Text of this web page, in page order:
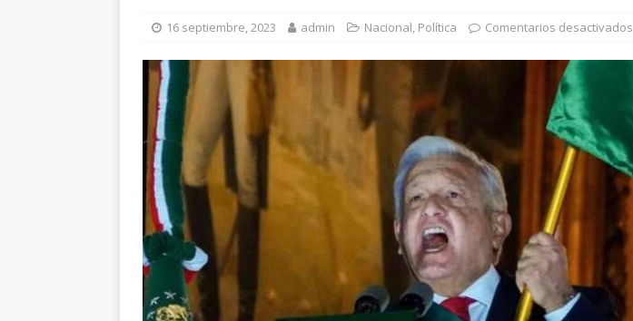
16 septiembre, 2023 admin Nacional, Política Comentarios desactivados